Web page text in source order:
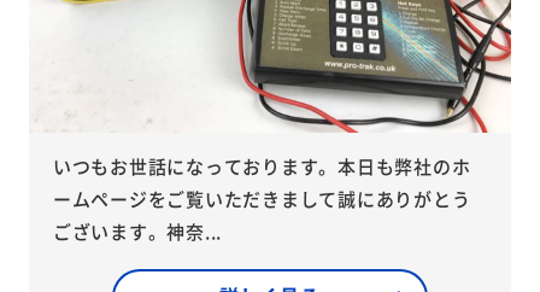
いつもお世話になっております。本日も弊社のホ
ームページをご覧いただきまして誠にありがとう
ございます。神奈...